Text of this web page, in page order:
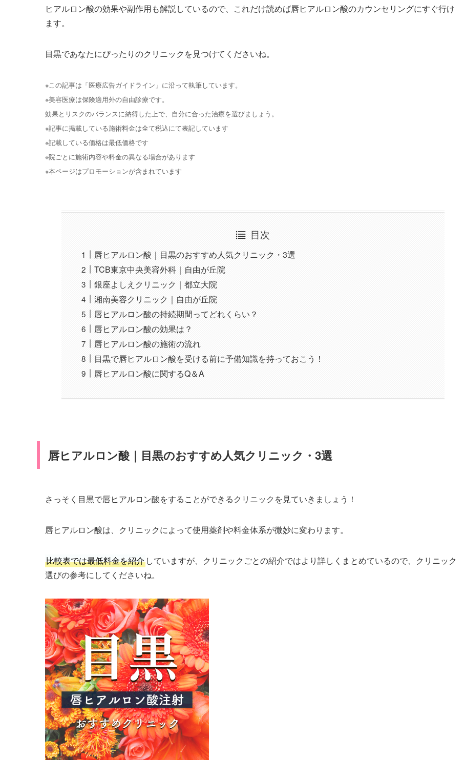
ヒアルロン酸の効果や副作用も解説しているので、これだけ読めば唇ヒアルロン酸のカウンセリングにすぐ行け
ます。
目黒であなたにぴったりのクリニックを見つけてくださいね。
※この記事は「医療広告ガイドライン」に沿って執筆しています。
※美容医療は保険適用外の自由診療です。
効果とリスクのバランスに納得した上で、自分に合った治療を選びましょう。
※記事に掲載している施術料金は全て税込にて表記しています
※記載している価格は最低価格です
※院ごとに施術内容や料金の異なる場合があります
※本ページはプロモーションが含まれています
目次
唇ヒアルロン酸｜目黒のおすすめ人気クリニック・3選
TCB東京中央美容外科｜自由が丘院
銀座よしえクリニック｜都立大院
湘南美容クリニック｜自由が丘院
唇ヒアルロン酸の持続期間ってどれくらい？
唇ヒアルロン酸の効果は？
唇ヒアルロン酸の施術の流れ
目黒で唇ヒアルロン酸を受ける前に予備知識を持っておこう！
唇ヒアルロン酸に関するQ＆A
唇ヒアルロン酸｜目黒のおすすめ人気クリニック・3選
さっそく目黒で唇ヒアルロン酸をすることができるクリニックを見ていきましょう！
唇ヒアルロン酸は、クリニックによって使用薬剤や料金体系が微妙に変わります。
比較表では最低料金を紹介 していますが、クリニックごとの紹介ではより詳しくまとめているので、クリニック
選びの参考にしてくださいね。